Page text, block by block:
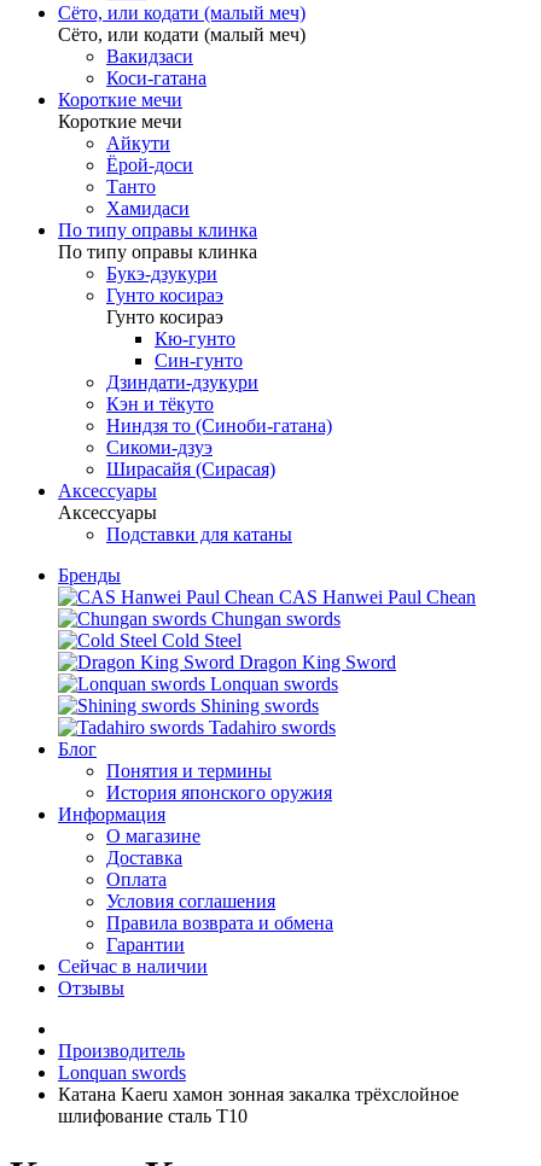
Сёто, или кодати (малый меч)
Сёто, или кодати (малый меч)
Вакидзаси
Коси-гатана
Короткие мечи
Короткие мечи
Айкути
Ёрой-доси
Танто
Хамидаси
По типу оправы клинка
По типу оправы клинка
Букэ-дзукури
Гунто косираэ
Гунто косираэ
Кю-гунто
Син-гунто
Дзиндати-дзукури
Кэн и тёкуто
Ниндзя то (Синоби-гатана)
Сикоми-дзуэ
Ширасайя (Сирасая)
Аксессуары
Аксессуары
Подставки для катаны
Бренды
CAS Hanwei Paul Chean
Chungan swords
Cold Steel
Dragon King Sword
Lonquan swords
Shining swords
Tadahiro swords
Блог
Понятия и термины
История японского оружия
Информация
О магазине
Доставка
Оплата
Условия соглашения
Правила возврата и обмена
Гарантии
Сейчас в наличии
Отзывы
Производитель
Lonquan swords
Катана Kaeru хамон зонная закалка трёхслойное
шлифование сталь T10